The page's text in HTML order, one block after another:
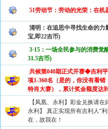
51劳动节：劳动的光荣：在
清明：在追思中寻找生命的力
宝,即22吉币)
3·15：一场全民参与的消费觉
31.5吉币)
共候第040期正式开赛◆吉利
项1-360名（是的，你没有看
特肖大赛），累计奖金额度达
【凤凰、永利】彩金兑换请
永利】 真正实现所有吉利人“
在，故我在！